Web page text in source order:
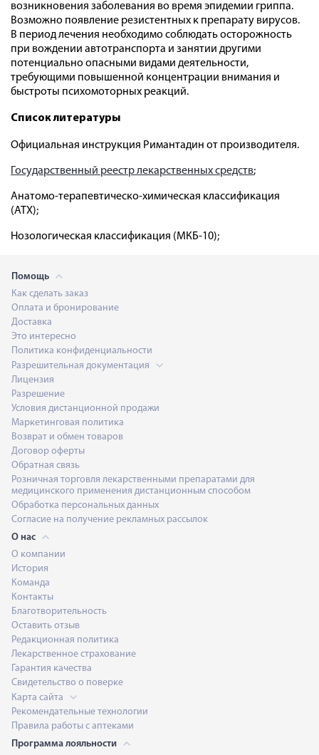
возникновения заболевания во время эпидемии гриппа.
Возможно появление резистентных к препарату вирусов.
В период лечения необходимо соблюдать осторожность
при вождении автотранспорта и занятии другими
потенциально опасными видами деятельности,
требующими повышенной концентрации внимания и
быстроты психомоторных реакций.
Список литературы
Официальная инструкция Римантадин от производителя.
Государственный реестр лекарственных средств;
Анатомо-терапевтическо-химическая классификация
(ATX);
Нозологическая классификация (МКБ-10);
Помощь
Как сделать заказ
Оплата и бронирование
Доставка
Это интересно
Политика конфиденциальности
Разрешительная документация
Лицензия
Разрешение
Условия дистанционной продажи
Маркетинговая политика
Возврат и обмен товаров
Договор оферты
Обратная связь
Розничная торговля лекарственными препаратами для
медицинского применения дистанционным способом
Обработка персональных данных
Согласие на получение рекламных рассылок
О нас
О компании
История
Команда
Контакты
Благотворительность
Оставить отзыв
Редакционная политика
Лекарственное страхование
Гарантия качества
Свидетельство о поверке
Карта сайта
Рекомендательные технологии
Правила работы с аптеками
Программа лояльности